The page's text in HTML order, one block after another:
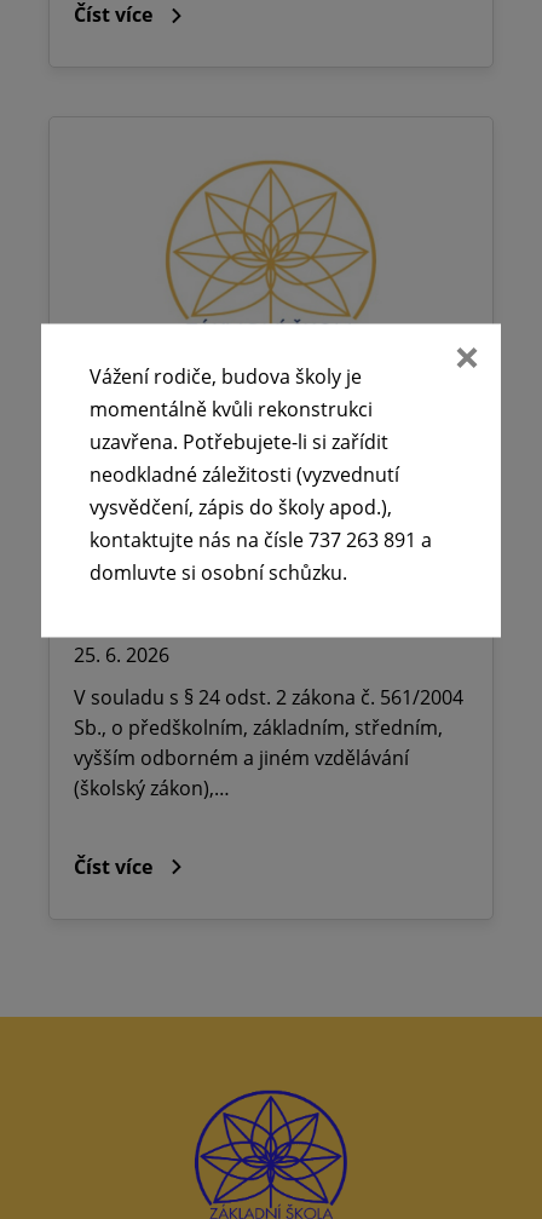
Číst více
🪧Oznámení o udělení ředitelského
volna na ZŠ dr. Milady Horákové
Kopřivnice, Obránců míru 369 okres
25. 6. 2026
V souladu s § 24 odst. 2 zákona č. 561/2004
Sb., o předškolním, základním, středním,
vyšším odborném a jiném vzdělávání
(školský zákon),…
Číst více
Vážení rodiče, budova školy je
momentálně kvůli rekonstrukci
uzavřena. Potřebujete-li si zařídit
neodkladné záležitosti (vyzvednutí
vysvědčení, zápis do školy apod.),
kontaktujte nás na čísle 737 263 891 a
domluvte si osobní schůzku.